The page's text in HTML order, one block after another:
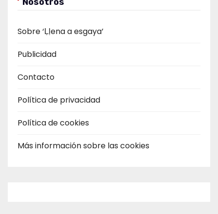
Sobre ‘Ḷḷena a esgaya’
Publicidad
Contacto
Política de privacidad
Política de cookies
Más información sobre las cookies